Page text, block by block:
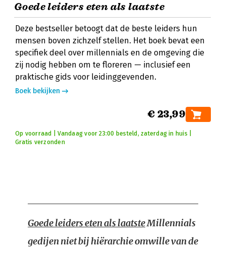
Goede leiders eten als laatste
Deze bestseller betoogt dat de beste leiders hun
mensen boven zichzelf stellen. Het boek bevat een
specifiek deel over millennials en de omgeving die
zij nodig hebben om te floreren — inclusief een
praktische gids voor leidinggevenden.
Boek bekijken
€ 23,99
Op voorraad | Vandaag voor 23:00 besteld, zaterdag in huis |
Gratis verzonden
Goede leiders eten als laatsteMillennials
gedijen niet bij hiërarchie omwille van de